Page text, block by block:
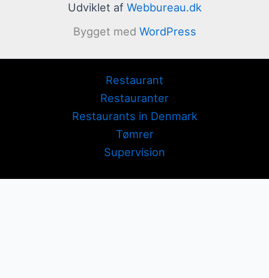
Udviklet af Webbureau.dk
Bygget med WordPress
Restaurant
Restauranter
Restaurants in Denmark
Tømrer
Supervision